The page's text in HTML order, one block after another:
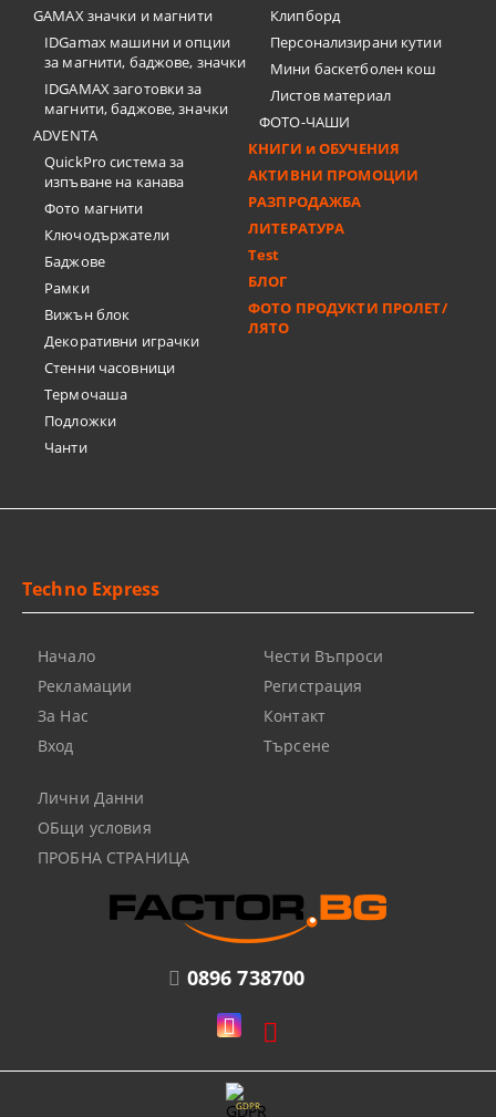
GAMAX значки и магнити
IDGamax машини и опции
за магнити, баджове, значки
IDGAMAX заготовки за
магнити, баджове, значки
ADVENTA
QuickPro система за
изпъване на канава
Фото магнити
Ключодържатели
Баджове
Рамки
Вижън блок
Декоративни играчки
Стенни часовници
Термочашa
Подложки
Чанти
Клипборд
Персонализирани кутии
Мини баскетболен кош
Листов материал
ФОТО-ЧАШИ
КНИГИ и ОБУЧЕНИЯ
АКТИВНИ ПРОМОЦИИ
РАЗПРОДАЖБА
ЛИТЕРАТУРА
Test
БЛОГ
ФОТО ПРОДУКТИ ПРОЛЕТ/
ЛЯТО
0896 738700
Techno Express
Начало
Рекламации
За Нас
Вход
Чести Въпроси
Регистрация
Контакт
Търсене
Лични Данни
ОБщи условия
ПРОБНА СТРАНИЦА
GDPR